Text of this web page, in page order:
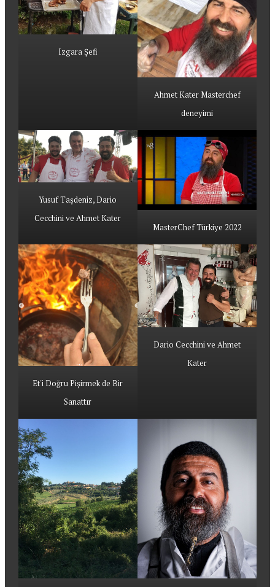
Izgara Şefi
Ahmet Kater Masterchef
deneyimi
Yusuf Taşdeniz, Dario
Cecchini ve Ahmet Kater
MasterChef Türkiye 2022
Et'i Doğru Pişirmek de Bir
Sanattır
Dario Cecchini ve Ahmet
Kater